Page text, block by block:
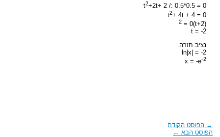
0 = 0.5*t
2+2t+ 2 /: 0.5
0 = t
2+ 4t + 4
(t+2)
2 = 0
t = -2
נציב חזרה:
ln|x| = -2
x = -e-2
→ הפוסט הקודם
הפוסט הבא ←